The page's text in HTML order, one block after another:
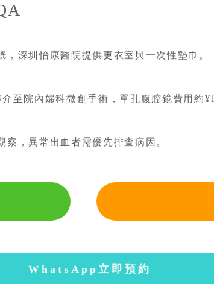
深圳怡康醫院提供更衣室與一次性墊巾。
至院內婦科微創手術，單孔腹腔鏡費用約
，異常出血者需優先排查病因。
WhatsApp立即預約